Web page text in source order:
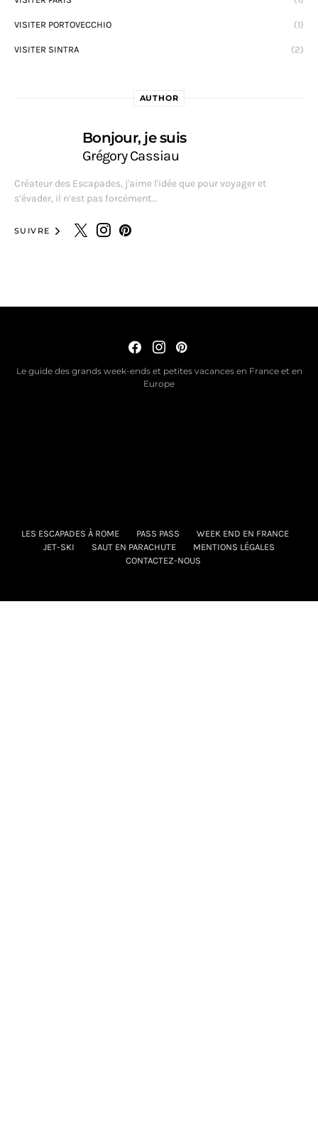
VISITER PORTOVECCHIO (1)
VISITER SINTRA (2)
AUTHOR
Bonjour, je suis
Grégory Cassiau
Créateur des Escapades, j'aime l'idée que pour voyager et
s’évader, il n’est pas forcément…
SUIVRE
Le guide des grands week-ends et petites vacances en France et en
Europe
LES ESCAPADES À ROME PASS PASS
WEEK END EN FRANCE
JET-SKI
SAUT EN PARACHUTE
MENTIONS LÉGALES
CONTACTEZ-NOUS